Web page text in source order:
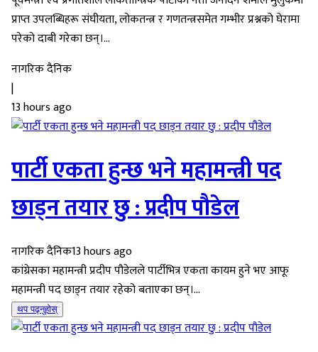
प्राप्त उपलब्धिहरू संघीयता, लोकतन्त्र र गणतन्त्रसमेत गम्भीर प्रश्नको घेरामा
परेको दाबी गरेका छन्।...
नागरिक दैनिक
|
13 hours ago
पार्टी एकता हुन्छ भने महामन्त्री पद
छाड्न तयार छु : प्रदीप पौडेल
नागरिक दैनिक13 hours ago
कांग्रेसका महामन्त्री प्रदीप पौडेलले पार्टीभित्र एकता कायम हुने भए आफू
महामन्त्री पद छाड्न तयार रहेको बताएका छन्।...
थप पढ्नुहोस्